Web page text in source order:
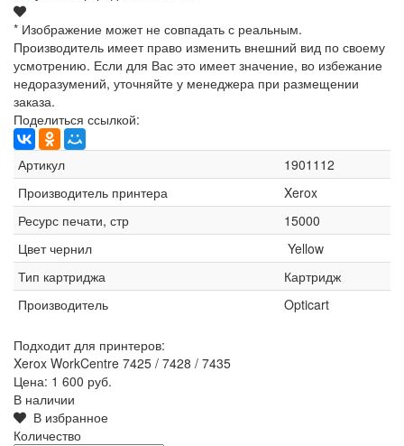
* Изображение может не совпадать с реальным.
Производитель имеет право изменить внешний вид по своему
усмотрению. Если для Вас это имеет значение, во избежание
недоразумений, уточняйте у менеджера при размещении
заказа.
Поделиться ссылкой:
Артикул
1901112
Производитель принтера
Xerox
Ресурс печати, стр
15000
Цвет чернил
Yellow
Тип картриджа
Картридж
Производитель
Opticart
Подходит для принтеров:
Xerox WorkCentre 7425 / 7428 / 7435
Цена: 1 600 руб.
В наличии
В избранное
Количество